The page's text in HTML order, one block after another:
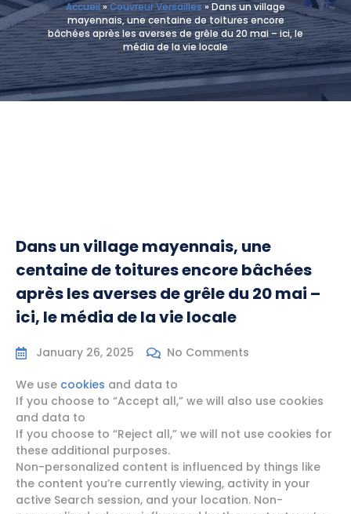
Accueil »Couvreur Versailles»Dans un village
mayennais, une centaine de toitures encore
bâchées après les averses de grêle du 20 mai – ici, le
média de la vie locale
Dans un village mayennais, une
centaine de toitures encore bâchées
après les averses de grêle du 20 mai –
ici, le média de la vie locale
January 26, 2025 No Comments
We use cookies and data to
If you choose to “Accept all,” we will also use cookies
and data to
If you choose to “Reject all,” we will not use cookies for
these additional purposes.
Non-personalized content is influenced by things like
the content you’re currently viewing, activity in your
active Search session, and your location. Non-